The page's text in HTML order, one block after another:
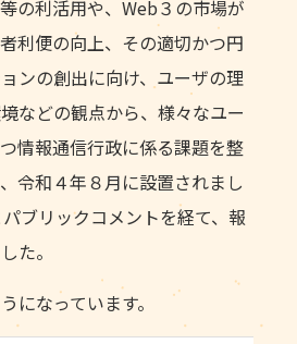
の利活用や、Web３の市場が
利便の向上、その適切かつ円
ンの創出に向け、ユーザの理
などの観点から、様々なユー
情報通信行政に係る課題を整
令和４年８月に設置されまし
ブリックコメントを経て、報
た。
になっています。